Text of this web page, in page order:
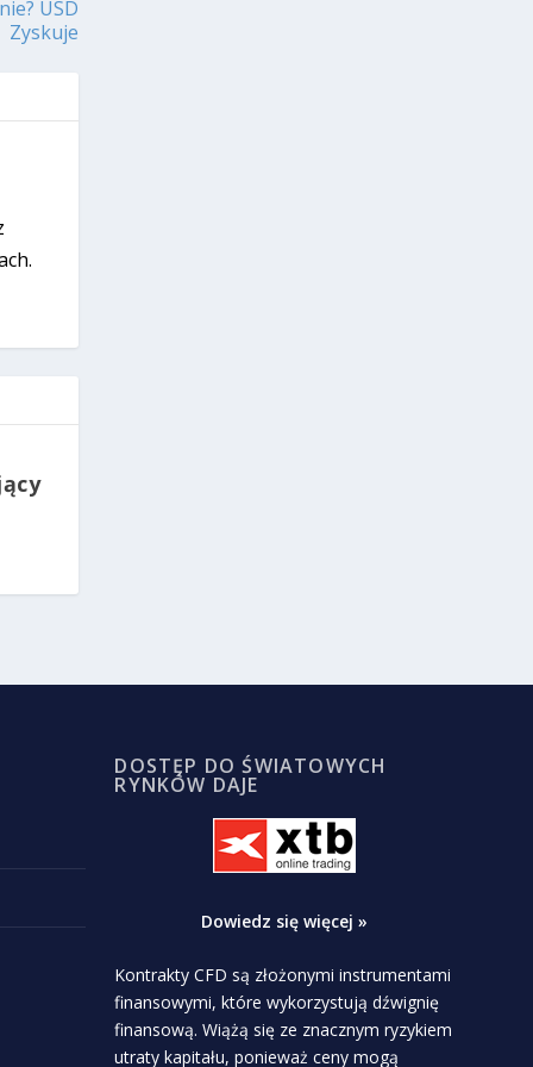
USD
Zyskuje
DOSTĘP DO ŚWIATOWYCH
RYNKÓW DAJE
Dowiedz się więcej »
Kontrakty CFD są złożonymi instrumentami
finansowymi, które wykorzystują dźwignię
finansową. Wiążą się ze znacznym ryzykiem
utraty kapitału, ponieważ ceny mogą